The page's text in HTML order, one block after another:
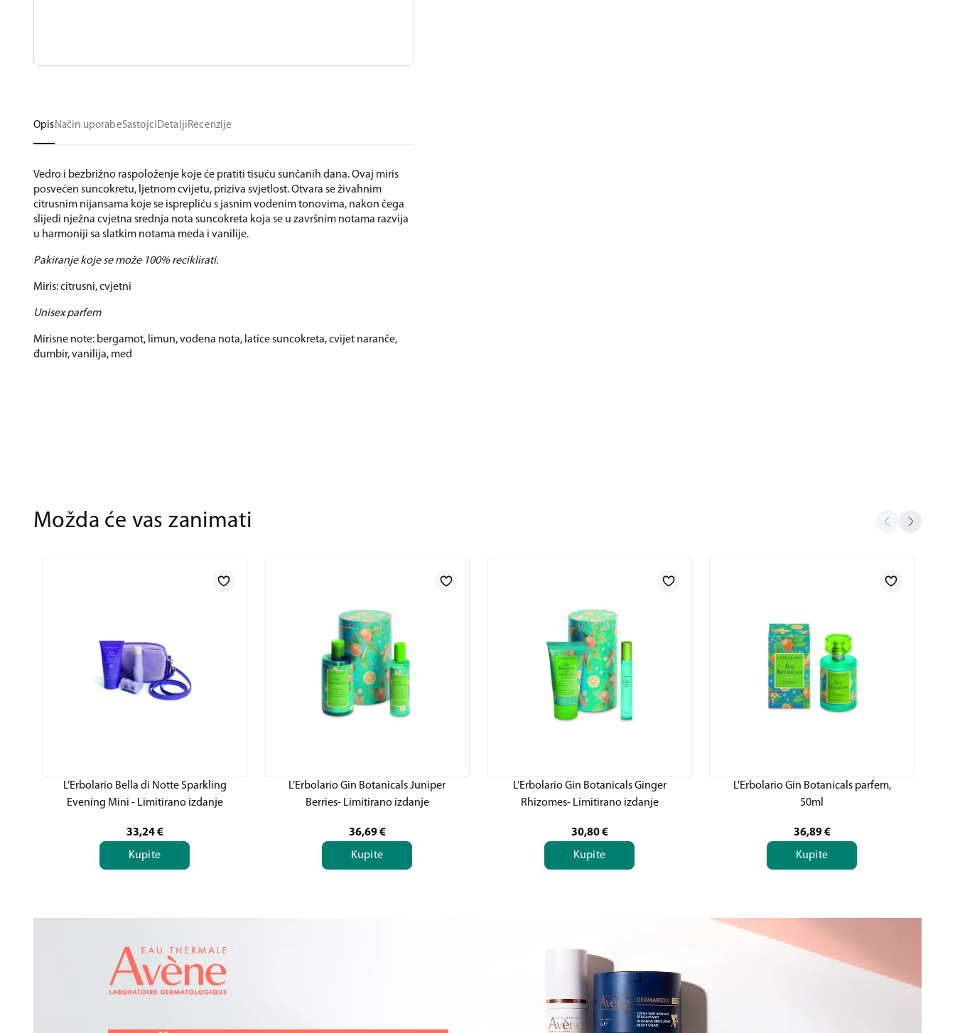
OpisNačin uporabeSastojciDetaljiRecenzije
Vedro i bezbrižno raspoloženje koje će pratiti tisuću sunčanih dana. Ovaj miris
posvećen suncokretu, ljetnom cvijetu, priziva svjetlost. Otvara se živahnim
citrusnim nijansama koje se isprepliću s jasnim vodenim tonovima, nakon čega
slijedi nježna cvjetna srednja nota suncokreta koja se u završnim notama razvija
u harmoniji sa slatkim notama meda i vanilije.
Pakiranje koje se može 100% reciklirati.
Miris: citrusni, cvjetni
Unisex parfem
Mirisne note: bergamot, limun, vodena nota, latice suncokreta, cvijet naranče,
đumbir, vanilija, med
Možda će vas zanimati
L’Erbolario Bella di Notte Sparkling
Evening Mini - Limitirano izdanje
33,24 €
Kupite
L’Erbolario Gin Botanicals Juniper
Berries- Limitirano izdanje
36,69 €
Kupite
L’Erbolario Gin Botanicals Ginger
Rhizomes- Limitirano izdanje
30,80 €
Kupite
L'Erbolario Gin Botanicals parfem,
50ml
36,89 €
Kupite